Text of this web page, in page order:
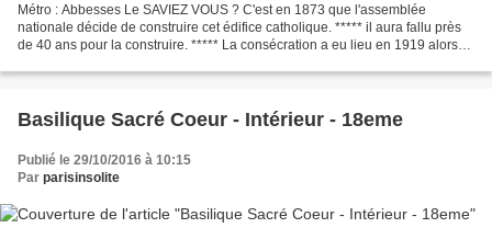
Métro : Abbesses Le SAVIEZ VOUS ? C'est en 1873 que l'assemblée
nationale décide de construire cet édifice catholique. ***** il aura fallu près
de 40 ans pour la construire. ***** La consécration a eu lieu en 1919 alors
Basilique Sacré Coeur - Intérieur - 18eme
Publié le 29/10/2016 à 10:15
Par parisinsolite